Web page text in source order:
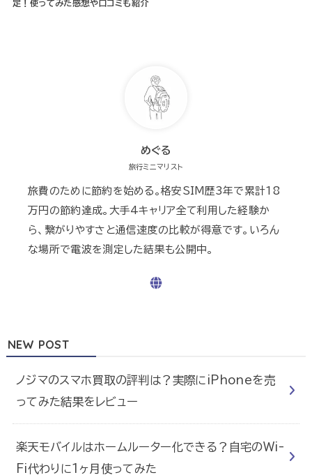
定！使ってみた感想や口コミも紹介
めぐる
旅行ミニマリスト
旅費のために節約を始める。格安SIM歴3年で累計18
万円の節約達成。大手4キャリア全て利用した経験か
ら、繋がりやすさと通信速度の比較が得意です。いろん
な場所で電波を測定した結果も公開中。
NEW POST
ノジマのスマホ買取の評判は？実際にiPhoneを売
ってみた結果をレビュー
楽天モバイルはホームルーター化できる？自宅のWi-
Fi代わりに1ヶ月使ってみた